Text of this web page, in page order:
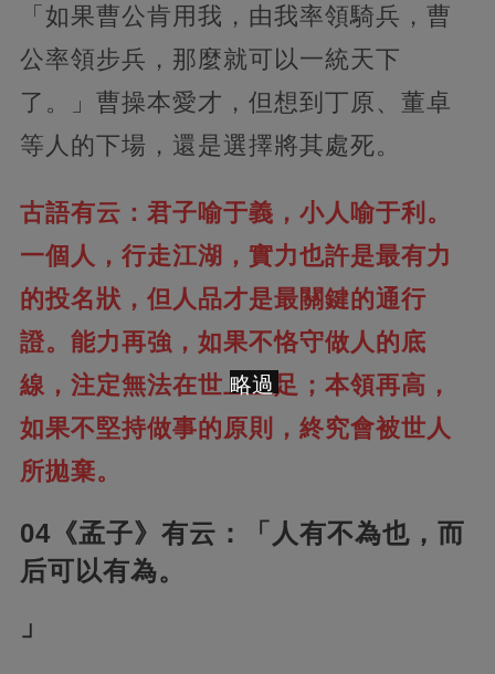
「如果曹公肯用我，由我率領騎兵，曹
公率領步兵，那麼就可以一統天下
了。」曹操本愛才，但想到丁原、董卓
等人的下場，還是選擇將其處死。
古語有云：君子喻于義，小人喻于利。
一個人，行走江湖，實力也許是最有力
的投名狀，但人品才是最關鍵的通行
證。 能力再強，如果不恪守做人的底
線，注定無法在世上立足；本領再高，
如果不堅持做事的原則，終究會被世人
所拋棄。
04《孟子》有云：「人有不為也，而
后可以有為。
」
略過